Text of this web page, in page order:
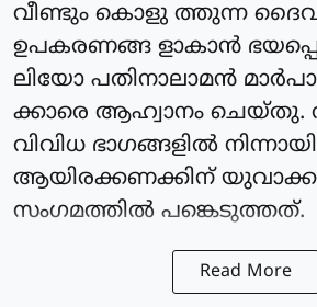
വീണ്ടും കൊളു ത്തുന്ന
ഉപകരണങ്ങ ളാകാന്‍
ലിയോ പതിനാലാമന്‍
ക്കാരെ ആഹ്വാനം ചെയ്തു.
വിവിധ ഭാഗങ്ങളില്‍ നിന്നായി
ആയിരക്കണക്കിന്
സംഗമത്തില്‍ പങ്കെടുത്തത്.
Read More